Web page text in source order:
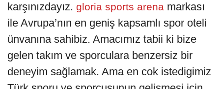
karşınızdayız. gloria sports arena markası
ile Avrupa’nın en geniş kapsamlı spor oteli
ünvanına sahibiz. Amacımız tabii ki bize
gelen takım ve sporculara benzersiz bir
deneyim sağlamak. Ama en cok istedigimiz